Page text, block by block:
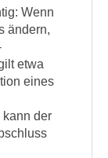
Wenn
ändern,
etwa
eines
der